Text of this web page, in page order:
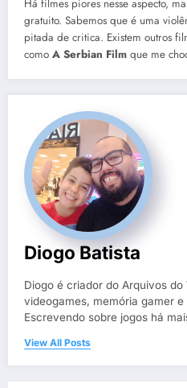
Há filmes piores nesse aspecto,
gratuito. Sabemos que é uma
pitada de critica. Existem outros
como A Serbian Film que me
Diogo Batista
Diogo é criador do Arquivos
videogames, memória gamer
Escrevendo sobre jogos há
View All Posts